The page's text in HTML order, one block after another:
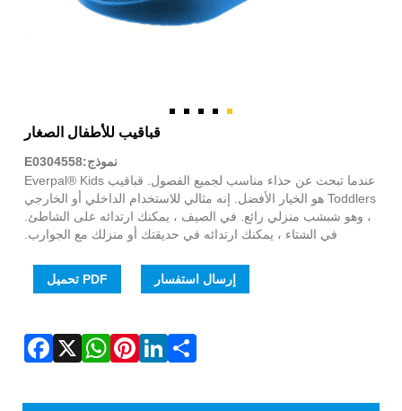
قباقيب للأطفال الصغار
نموذج:E0304558
عندما تبحث عن حذاء مناسب لجميع الفصول. قباقيب Everpal® Kids
Toddlers هو الخيار الأفضل. إنه مثالي للاستخدام الداخلي أو الخارجي
، وهو شبشب منزلي رائع. في الصيف ، يمكنك ارتدائه على الشاطئ.
في الشتاء ، يمكنك ارتدائه في حديقتك أو منزلك مع الجوارب.
إرسال استفسار PDF تحميل